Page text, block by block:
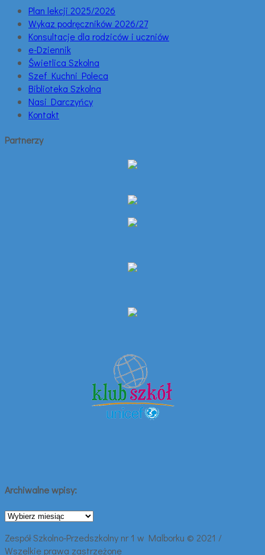
Plan lekcji 2025/2026
Wykaz podręczników 2026/27
Konsultacje dla rodziców i uczniów
e-Dziennik
Świetlica Szkolna
Szef Kuchni Poleca
Biblioteka Szkolna
Nasi Darczyńcy
Kontakt
Partnerzy
Archiwalne wpisy:
Archiwalne
Zespół Szkolno-Przedszkolny nr 1 w Malborku © 2021 /
Wszelkie prawa zastrzeżone